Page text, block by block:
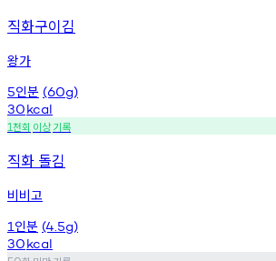
직화구이김
왕가
5인분 (60g)
30kcal
1천회 이상기록
직화 돌김
비비고
1 인분 (4.5g)
30kcal